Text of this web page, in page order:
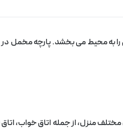
را به محیط می‌ بخشد. پارچه مخمل
منزل، از جمله اتاق خواب، اتاق